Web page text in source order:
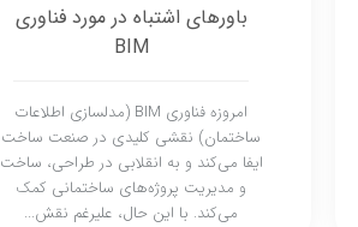
باورهای اشتباه در مورد فناوری
BIM
امروزه فناوری BIM (مدلسازی اطلاعات
ساختمان) نقشی کلیدی در صنعت ساخت
ایفا می‌کند و به انقلابی در طراحی، ساخت
و مدیریت پروژه‌های ساختمانی کمک
می‌کند. با این حال، علیرغم نقش...